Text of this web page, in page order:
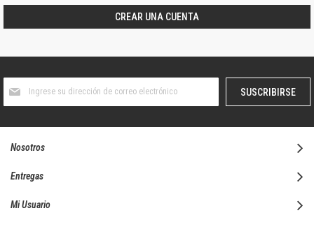
CREAR UNA CUENTA
boletín
SUSCRIBIRSE
Nosotros
Entregas
Mi Usuario